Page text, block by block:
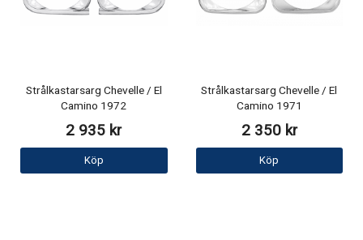
Strålkastarsarg Chevelle / El
Camino 1972
2 935 kr
Köp
Strålkastarsarg Chevelle / El
Camino 1971
2 350 kr
Köp